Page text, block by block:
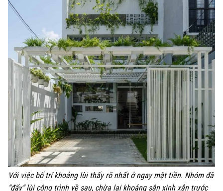
Với việc bố trí khoảng lùi thấy rõ nhất ở ngay mặt tiền. Nhóm đã
“đẩy” lùi công trình về sau, chừa lại khoảng sân xinh xắn trước